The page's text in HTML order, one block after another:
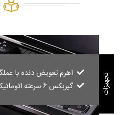
اهرم تعویض دنده با
گیربکس 6 سرعته اتوماتیک دو کلاچه (DCT)
تجهیزات